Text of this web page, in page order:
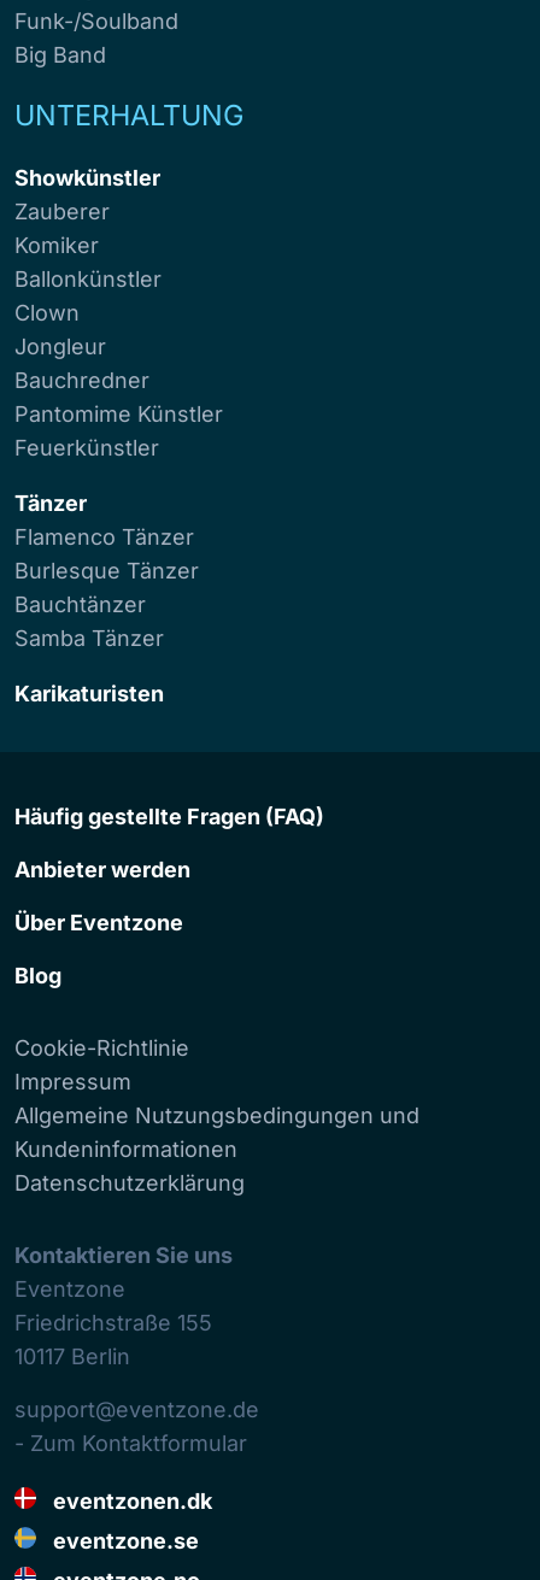
Funk-/Soulband
Big Band
UNTERHALTUNG
Showkünstler
Zauberer
Komiker
Ballonkünstler
Clown
Jongleur
Bauchredner
Pantomime Künstler
Feuerkünstler
Tänzer
Flamenco Tänzer
Burlesque Tänzer
Bauchtänzer
Samba Tänzer
Karikaturisten
Häufig gestellte Fragen (FAQ)
Anbieter werden
Über Eventzone
Blog
Cookie-Richtlinie
Impressum
Allgemeine Nutzungsbedingungen und
Kundeninformationen
Datenschutzerklärung
Kontaktieren Sie uns
Eventzone
Friedrichstraße 155
10117 Berlin
support@eventzone.de
- Zum Kontaktformular
eventzonen.dk
eventzone.se